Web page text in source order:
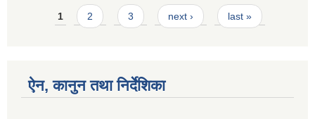
Pages
1 2 3 next › last »
ऐन, कानुन तथा निर्देशिका